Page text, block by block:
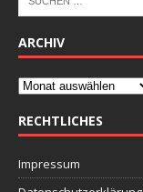
ARCHIV
RECHTLICHES
Impressum